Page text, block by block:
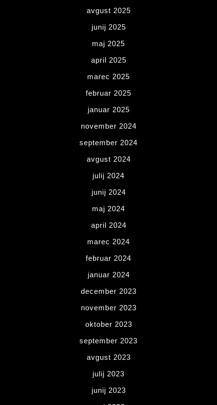
avgust 2025
junij 2025
maj 2025
april 2025
marec 2025
februar 2025
januar 2025
november 2024
september 2024
avgust 2024
julij 2024
junij 2024
maj 2024
april 2024
marec 2024
februar 2024
januar 2024
december 2023
november 2023
oktober 2023
september 2023
avgust 2023
julij 2023
junij 2023